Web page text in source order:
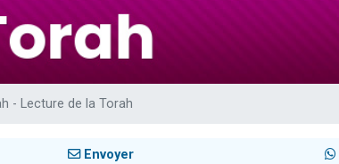
de nous rejoindre sur WhatsApp
viennent de demander une bénédiction
viennent de faire un don pour Sauvez la jambe de Yohan
- Lecture de la Torah
Envoyer